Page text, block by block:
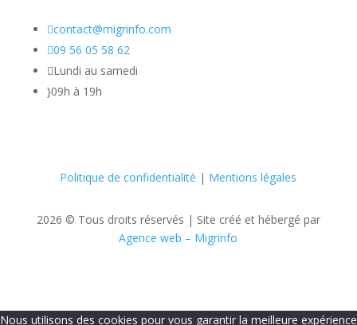
contact@migrinfo.com
09 56 05 58 62
Lundi au samedi
}09h à 19h
Politique de confidentialité | Mentions légales
2026 © Tous droits réservés | Site créé et hébergé par
Agence web – Migrinfo
Nous utilisons des cookies pour vous garantir la meilleure expérience